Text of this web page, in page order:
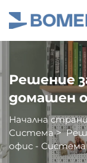
Решение
домашен
Начална
Система>
офис - Система